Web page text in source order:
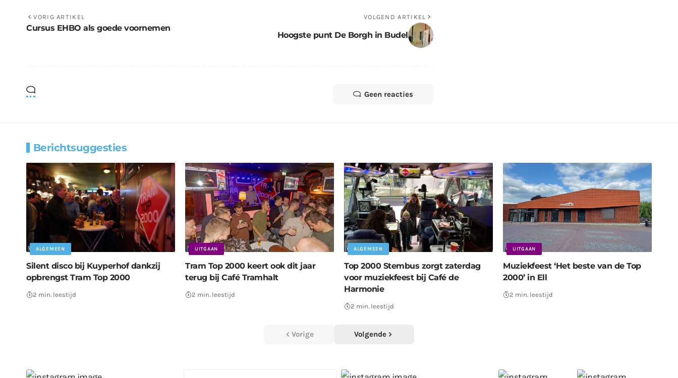
VORIG ARTIKEL
Cursus EHBO als goede voornemen
VOLGEND ARTIKEL
Hoogste punt De Borgh in Budel
Geen reacties
Berichtsuggesties
ALGEMEEN
Silent disco bij Kuyperhof dankzij
opbrengst Tram Top 2000
2 min. leestijd
UITGAAN
Tram Top 2000 keert ook dit jaar
terug bij Café Tramhalt
2 min. leestijd
ALGEMEEN
Top 2000 Stembus zorgt zaterdag
voor muziekfeest bij Café de
Harmonie
2 min. leestijd
UITGAAN
Muziekfeest ‘Het beste van de Top
2000’ in Ell
2 min. leestijd
Vorige Volgende